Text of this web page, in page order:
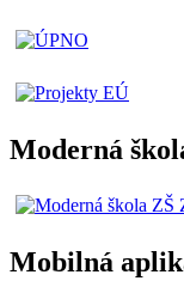
Moderná
Mobilná